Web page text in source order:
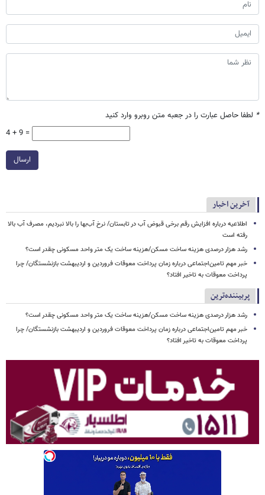
* لطفا حاصل عبارت را در جعبه متن روبرو وارد کنید
4 + 9 =
ارسال
آخرین اخبار
اطلاعیه درباره افزایش رقم برخی قبوض آب در تابستان/ نرخ آب‌بها را بالا نبردیم، مصرف آب بالا
رفته است
رشد هزار درصدی هزینه ساخت مسکن/هزینه ساخت یک متر واحد مسکونی چقدر است؟
خبر مهم تامین‌اجتماعی درباره زمان پرداخت معوقات فروردین و اردیبهشت بازنشستگان/ چرا
پرداخت معوقات به تاخیر افتاد؟
پربیننده‌ترین
رشد هزار درصدی هزینه ساخت مسکن/هزینه ساخت یک متر واحد مسکونی چقدر است؟
خبر مهم تامین‌اجتماعی درباره زمان پرداخت معوقات فروردین و اردیبهشت بازنشستگان/ چرا
پرداخت معوقات به تاخیر افتاد؟